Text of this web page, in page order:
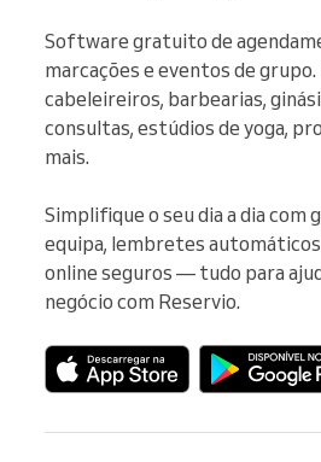
Software gratuito de
marcações e eventos de
cabeleireiros, barbearias,
consultas, estúdios de yoga,
mais.
Simplifique o seu dia a dia com
equipa, lembretes
online seguros — tudo para
negócio com Reservio.